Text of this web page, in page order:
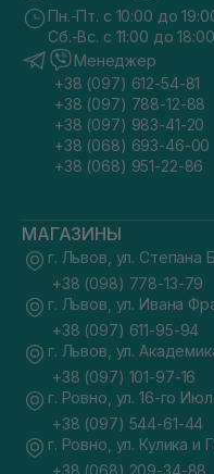
Пн.-Пт. с 10:00 до
Сб.-Вс. с 11:00 до 18:00
Менеджер
+38 (097) 612-54-81
+38 (097) 788-12-88
+38 (097) 983-41-20
+38 (068) 693-46-00
+38 (068) 951-22-86
МАГАЗИНЫ
г. Львов, ул. Степана
+38 (098) 778-13-79
г. Львов, ул. Ивана
+38 (097) 611-95-94
г. Львов, ул.
+38 (097) 101-97-16
г. Ровно, ул. 16-го
+38 (097) 544-61-44
г. Ровно, ул. Кулика и
+38 (068) 209-34-88